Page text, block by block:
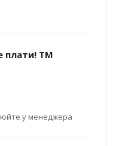
плати! ТМ
у менеджера